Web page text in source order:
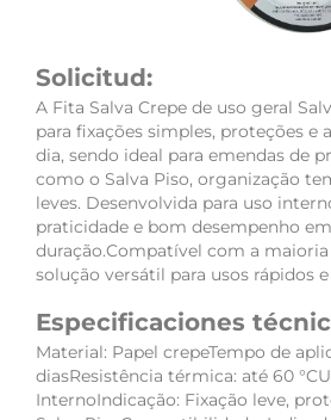
Solicitud:
A Fita Salva Crepe de uso geral
para fixações simples, proteções e
dia, sendo ideal para emendas de
como o Salva Piso, organização
leves. Desenvolvida para uso
praticidade e bom desempenho
duração.Compatível com a
solução versátil para usos rápidos
Especificaciones
Material: Papel crepeTempo de
diasResistência térmica: até 60
InternoIndicação: Fixação leve,